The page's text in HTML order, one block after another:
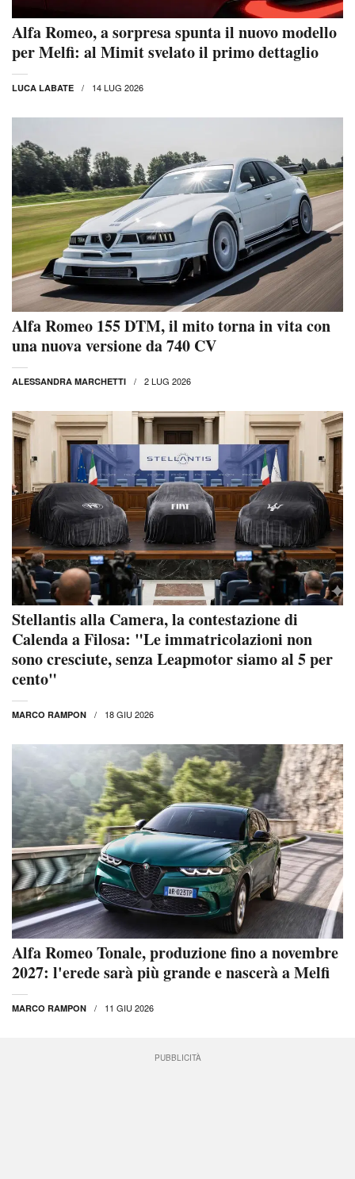
Alfa Romeo, a sorpresa spunta il nuovo modello
per Melfi: al Mimit svelato il primo dettaglio
LUCA LABATE 14 LUG 2026
Alfa Romeo 155 DTM, il mito torna in vita con
una nuova versione da 740 CV
ALESSANDRA MARCHETTI 2 LUG 2026
Stellantis alla Camera, la contestazione di
Calenda a Filosa: "Le immatricolazioni non
sono cresciute, senza Leapmotor siamo al 5 per
cento"
MARCO RAMPON 18 GIU 2026
Alfa Romeo Tonale, produzione fino a novembre
2027: l'erede sarà più grande e nascerà a Melfi
MARCO RAMPON 11 GIU 2026
PUBBLICITÀ